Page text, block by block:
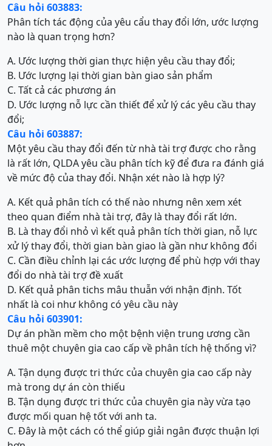
Câu hỏi 603883:
Phân tích tác động của yêu cẩu thay đổi lớn, ước lượng
nào là quan trọng hơn?
A. Ước lượng thời gian thực hiện yêu cầu thay đổi;
B. Ước lượng lại thời gian bàn giao sản phẩm
C. Tất cả các phương án
D. Ước lượng nỗ lực cần thiết để xử lý các yêu cầu thay
đổi;
Câu hỏi 603887:
Một yêu cầu thay đổi đến từ nhà tài trợ được cho rằng
là rất lớn, QLDA yêu cầu phân tích kỹ để đưa ra đánh giá
về mức độ của thay đổi. Nhận xét nào là hợp lý?
A. Kết quả phân tích có thế nào nhưng nên xem xét
theo quan điểm nhà tài trợ, đây là thay đổi rất lớn.
B. Là thay đổi nhỏ vì kết quả phân tích thời gian, nỗ lực
xử lý thay đổi, thời gian bàn giao là gần như không đổi
C. Cần điều chỉnh lại các ước lượng để phù hợp với thay
đổi do nhà tài trợ đề xuất
D. Kết quả phân tichs mâu thuẫn với nhận định. Tốt
nhất là coi như không có yêu cầu này
Câu hỏi 603901:
Dự án phần mềm cho một bệnh viện trung ương cần
thuê một chuyên gia cao cấp về phân tích hệ thống vì?
A. Tận dụng được tri thức của chuyên gia cao cấp này
mà trong dự án còn thiếu
B. Tận dụng được tri thức của chuyên gia này vừa tạo
được mối quan hệ tốt với anh ta.
C. Đây là một cách có thể giúp giải ngân được thuận lợi